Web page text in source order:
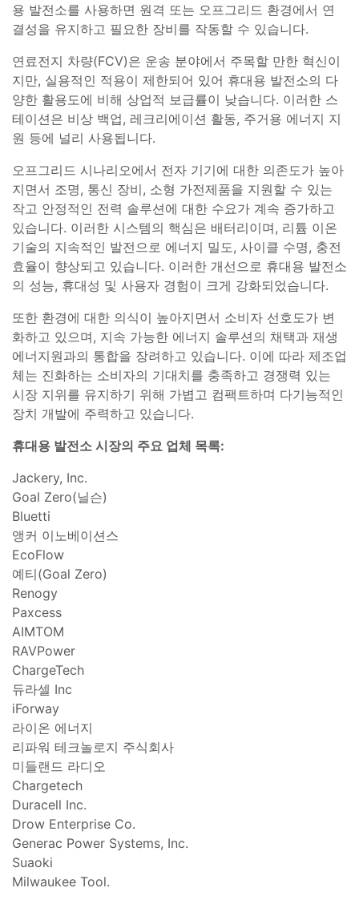
용 발전소를 사용하면 원격 또는 오프그리드 환경에서 연
결성을 유지하고 필요한 장비를 작동할 수 있습니다.
연료전지 차량(FCV)은 운송 분야에서 주목할 만한 혁신이
지만, 실용적인 적용이 제한되어 있어 휴대용 발전소의 다
양한 활용도에 비해 상업적 보급률이 낮습니다. 이러한 스
테이션은 비상 백업, 레크리에이션 활동, 주거용 에너지 지
원 등에 널리 사용됩니다.
오프그리드 시나리오에서 전자 기기에 대한 의존도가 높아
지면서 조명, 통신 장비, 소형 가전제품을 지원할 수 있는
작고 안정적인 전력 솔루션에 대한 수요가 계속 증가하고
있습니다. 이러한 시스템의 핵심은 배터리이며, 리튬 이온
기술의 지속적인 발전으로 에너지 밀도, 사이클 수명, 충전
효율이 향상되고 있습니다. 이러한 개선으로 휴대용 발전소
의 성능, 휴대성 및 사용자 경험이 크게 강화되었습니다.
또한 환경에 대한 의식이 높아지면서 소비자 선호도가 변
화하고 있으며, 지속 가능한 에너지 솔루션의 채택과 재생
에너지원과의 통합을 장려하고 있습니다. 이에 따라 제조업
체는 진화하는 소비자의 기대치를 충족하고 경쟁력 있는
시장 지위를 유지하기 위해 가볍고 컴팩트하며 다기능적인
장치 개발에 주력하고 있습니다.
휴대용 발전소 시장의 주요 업체 목록:
Jackery, Inc.
Goal Zero(닐슨)
Bluetti
앵커 이노베이션스
EcoFlow
예티(Goal Zero)
Renogy
Paxcess
AIMTOM
RAVPower
ChargeTech
듀라셀 Inc
iForway
라이온 에너지
리파워 테크놀로지 주식회사
미들랜드 라디오
Chargetech
Duracell Inc.
Drow Enterprise Co.
Generac Power Systems, Inc.
Suaoki
Milwaukee Tool.